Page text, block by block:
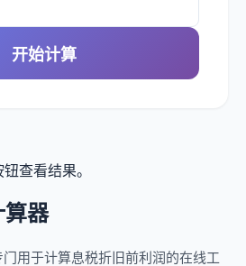
开始计算
查看结果。
算器
用于计算息税折旧前利润的在线工